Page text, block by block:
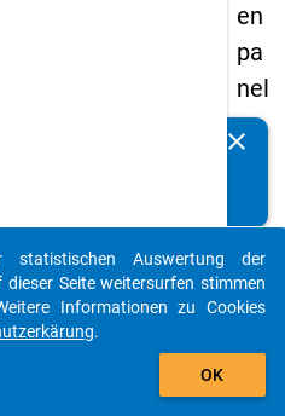
en
pa
nel
s
-
drit
te
clear
auto_stories
add_shopping_cart
statistischen Auswertung der
Seite weitersurfen stimmen
Informationen zu Cookies
.
OK